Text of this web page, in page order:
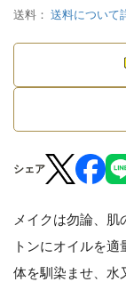
送料： 送料について
シェア
メイクは勿論、
トンにオイルを
体を馴染ませ、水